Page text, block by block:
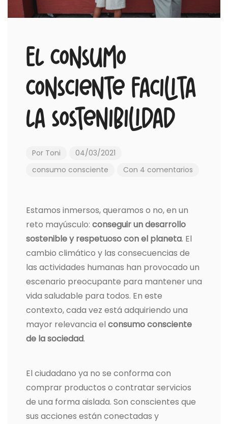
El consumo
consciente facilita
la sostenibilidad
Por Toni
04/03/2021
consumo consciente
Con 4 comentarios
Estamos inmersos, queramos o no, en un
reto mayúsculo: conseguir un desarrollo
sostenible y respetuoso con el planeta. El
cambio climático y las consecuencias de
las actividades humanas han provocado un
escenario preocupante para mantener una
vida saludable para todos. En este
contexto, cada vez está adquiriendo una
mayor relevancia el consumo consciente
de la sociedad.
El ciudadano ya no se conforma con
comprar productos o contratar servicios
de una forma aislada. Son conscientes que
sus acciones están conectadas y